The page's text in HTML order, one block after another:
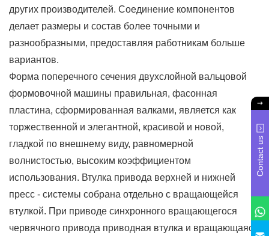
других производителей. Соединение компонентов
делает размеры и состав более точными и
разнообразными, предоставляя работникам больше
вариантов.
Форма поперечного сечения двухслойной вальцовой
формовочной машины правильная, фасонная
пластина, сформированная валками, является как
торжественной и элегантной, красивой и новой,
гладкой по внешнему виду, равномерной
волнистостью, высоким коэффициентом
использования. Втулка привода верхней и нижней
пресс - системы собрана отдельно с вращающейся
втулкой. При приводе синхронного вращающегося
червячного привода приводная втулка и вращающаяся
Contact us